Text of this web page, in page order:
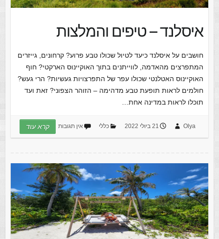
איסלנד – טיפים והמלצות
חושבים על איסלנד כיעד לטיול שכולו טבע פרוע? קרחונים, גייזרים
המתפרצים מהאדמה, לווייתנים בתוך האוקיינוס הארקטי? חוף
האוקיינוס האטלנטי שכולו עפר של התפרצויות געשיות? הרי געש?
חולמים לראות תופעת טבע מדהימה – הזוהר הצפוני? זאת ועד
תוכלו לראות במדינה אחת…
Olya 21 ביולי 2022 כללי אין תגובות קרא עוד